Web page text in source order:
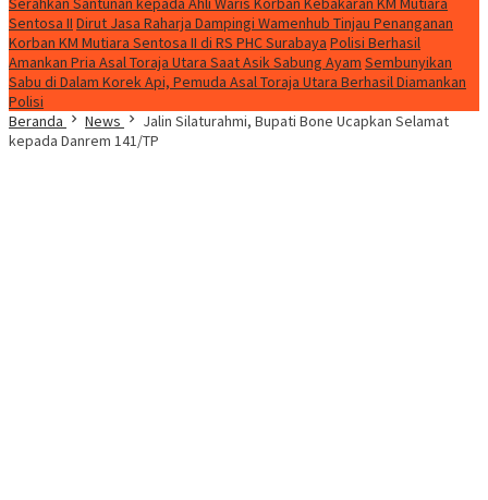
Sentosa II Dirut Jasa Raharja Dampingi Wamenhub Tinjau Penanganan
Korban KM Mutiara Sentosa II di RS PHC Surabaya Polisi Berhasil
Amankan Pria Asal Toraja Utara Saat Asik Sabung Ayam Sembunyikan
Sabu di Dalam Korek Api, Pemuda Asal Toraja Utara Berhasil Diamankan
Polisi
Beranda
News
Jalin Silaturahmi, Bupati Bone Ucapkan Selamat
kepada Danrem 141/TP